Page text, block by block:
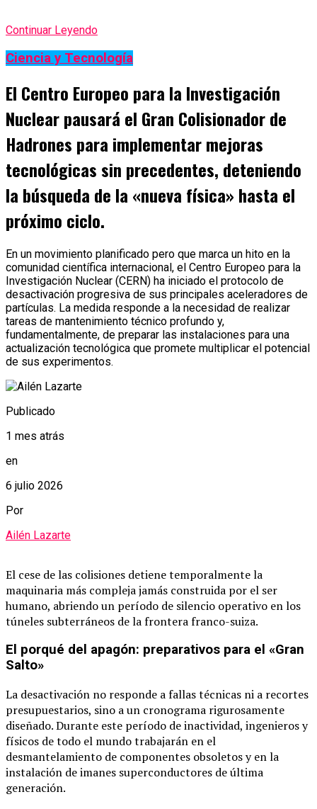
Continuar Leyendo
Ciencia y Tecnología
El Centro Europeo para la Investigación
Nuclear pausará el Gran Colisionador de
Hadrones para implementar mejoras
tecnológicas sin precedentes, deteniendo
la búsqueda de la «nueva física» hasta el
próximo ciclo.
En un movimiento planificado pero que marca un hito en la
comunidad científica internacional, el Centro Europeo para la
Investigación Nuclear (CERN) ha iniciado el protocolo de
desactivación progresiva de sus principales aceleradores de
partículas. La medida responde a la necesidad de realizar
tareas de mantenimiento técnico profundo y,
fundamentalmente, de preparar las instalaciones para una
actualización tecnológica que promete multiplicar el potencial
de sus experimentos.
Publicado
1 mes atrás
en
6 julio 2026
Por
Ailén Lazarte
El cese de las colisiones detiene temporalmente la
maquinaria más compleja jamás construida por el ser
humano, abriendo un período de silencio operativo en los
túneles subterráneos de la frontera franco-suiza.
El porqué del apagón: preparativos para el «Gran
Salto»
La desactivación no responde a fallas técnicas ni a recortes
presupuestarios, sino a un cronograma rigurosamente
diseñado. Durante este período de inactividad, ingenieros y
físicos de todo el mundo trabajarán en el
desmantelamiento de componentes obsoletos y en la
instalación de imanes superconductores de última
generación.